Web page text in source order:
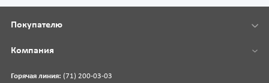
Горячая линия: (71) 200-03-03
Покупателю
Компания